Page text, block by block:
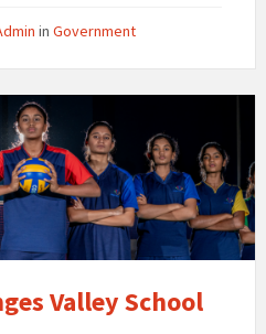
in Government
Valley School